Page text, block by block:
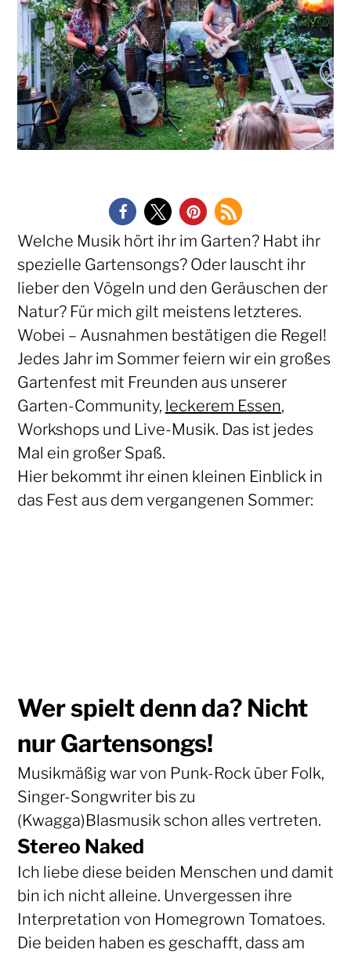
Welche Musik hört ihr im Garten? Habt ihr
spezielle Gartensongs? Oder lauscht ihr
lieber den Vögeln und den Geräuschen der
Natur? Für mich gilt meistens letzteres.
Wobei – Ausnahmen bestätigen die Regel!
Jedes Jahr im Sommer feiern wir ein großes
Gartenfest mit Freunden aus unserer
Garten-Community, leckerem Essen,
Workshops und Live-Musik. Das ist jedes
Mal ein großer Spaß.
Hier bekommt ihr einen kleinen Einblick in
das Fest aus dem vergangenen Sommer:
Wer spielt denn da? Nicht
nur Gartensongs!
Musikmäßig war von Punk-Rock über Folk,
Singer-Songwriter bis zu
(Kwagga)Blasmusik schon alles vertreten.
Stereo Naked
Ich liebe diese beiden Menschen und damit
bin ich nicht alleine. Unvergessen ihre
Interpretation von Homegrown Tomatoes.
Die beiden haben es geschafft, dass am